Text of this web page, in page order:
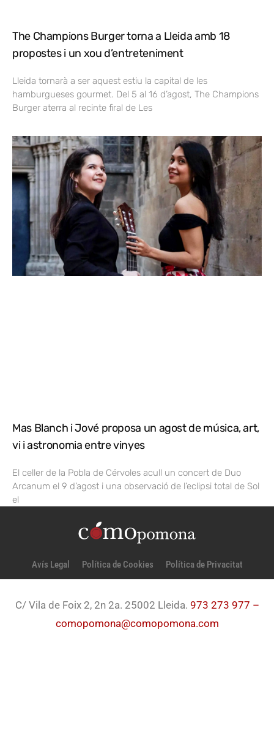
The Champions Burger torna a Lleida amb 18
propostes i un xou d’entreteniment
Lleida tornarà a ser aquest estiu la capital de les
hamburgueses gourmet. Del 5 al 16 d’agost, The Champions
Burger aterra al recinte firal de Les
Mas Blanch i Jové proposa un agost de música, art,
vi i astronomia entre vinyes
El celler de la Pobla de Cérvoles acull un concert de Duo
Arcanum el 9 d’agost i una observació de l’eclipsi total de Sol
el
Avís Legal Política de Cookies Política de Privacitat
C/ Vila de Foix 2, 2n 2a. 25002 Lleida. 973 273 977 –
comopomona@comopomona.com